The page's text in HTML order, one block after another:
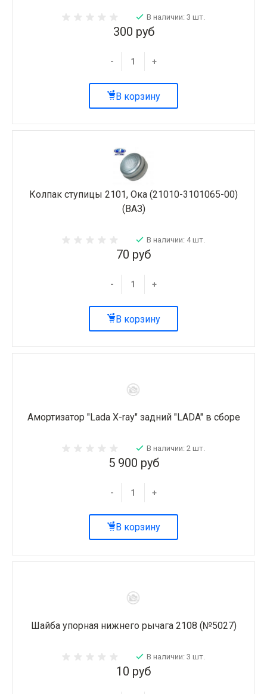
В наличии: 3 шт.
300 руб
- +
В корзину
Колпак ступицы 2101, Ока (21010-3101065-00)
(ВАЗ)
В наличии: 4 шт.
70 руб
- +
В корзину
Амортизатор "Lada X-ray" задний "LADA" в сборе
В наличии: 2 шт.
5 900 руб
- +
В корзину
Шайба упорная нижнего рычага 2108 (№5027)
В наличии: 3 шт.
10 руб